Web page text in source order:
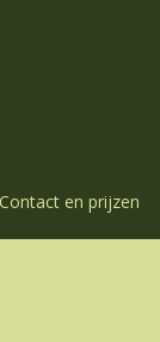
Contact en prijzen